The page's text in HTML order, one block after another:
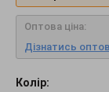
Оптова ціна:
Дізнатись
Колір: